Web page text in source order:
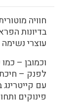
חוויה
בדיונות
עוצרי
וכמובן –
לפנק –
עם
פינוקים